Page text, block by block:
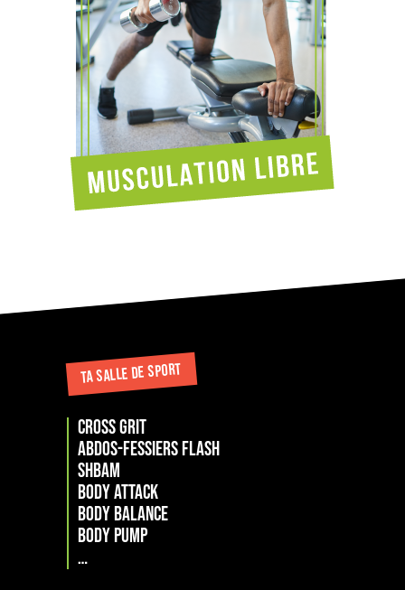
TA SALLE DE SPORT
cross grit
Abdos-Fessiers Flash
ShBam
Body attack
Body Balance
Body Pump
…